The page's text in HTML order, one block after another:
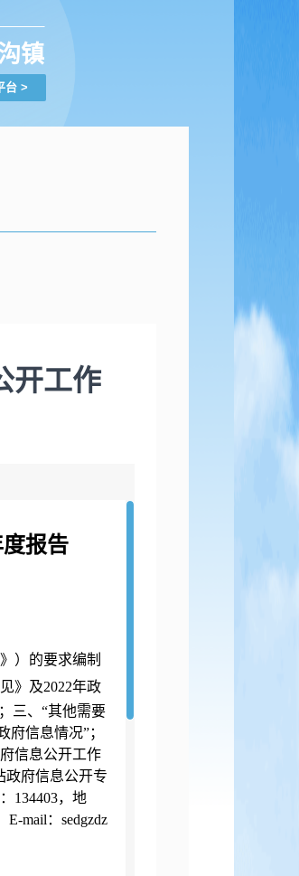
镇
台 >
开工作
报告
）的要求编制
》及2022年政
三、“其他需要
信息情况”；
信息公开工作
政府信息公开专
134403，地
mail：sedgzdz